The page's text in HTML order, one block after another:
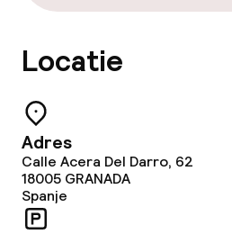
Lunch à la carte
Roomservice
Dieetopties
Locatie
Adres
Calle Acera Del Darro, 62
18005 GRANADA
Spanje